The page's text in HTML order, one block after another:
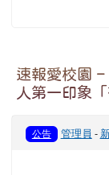
速報愛校園
人第一印象「
公告 管理員 -